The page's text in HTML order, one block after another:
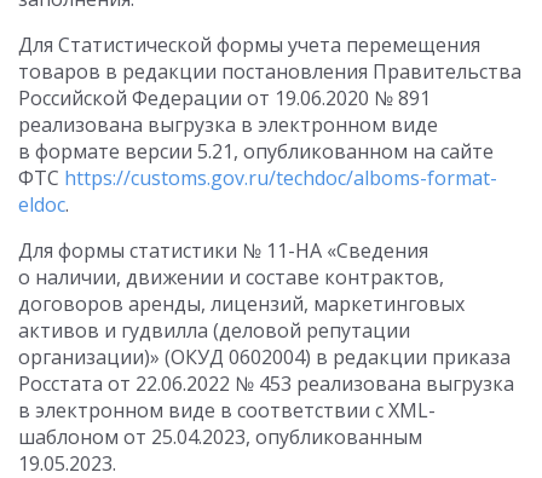
Для Статистической формы учета перемещения
товаров в редакции постановления Правительства
Российской Федерации от 19.06.2020 № 891
реализована выгрузка в электронном виде
в формате версии 5.21, опубликованном на сайте
ФТС https://customs.gov.ru/techdoc/alboms-format-
eldoc.
Для формы статистики № 11-НА «Сведения
о наличии, движении и составе контрактов,
договоров аренды, лицензий, маркетинговых
активов и гудвилла (деловой репутации
организации)» (ОКУД 0602004) в редакции приказа
Росстата от 22.06.2022 № 453 реализована выгрузка
в электронном виде в соответствии с XML-
шаблоном от 25.04.2023, опубликованным
19.05.2023.